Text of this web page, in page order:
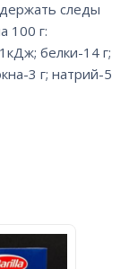
следы
100 г:
белки-14 г;
3 г; натрий-5